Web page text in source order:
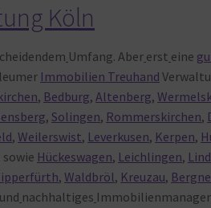
Köln
Umfang. Aber erst eine
Immobilien Treuhand
, Bedburg,Altenberg,
,Solingen, Rommerskirchen,
,Weilerswist, Leverkusen, Kerpen,
sowie Hückeswagen, Leichlingen,
,Waldbröl, Kreuzau,
und nachhaltiges